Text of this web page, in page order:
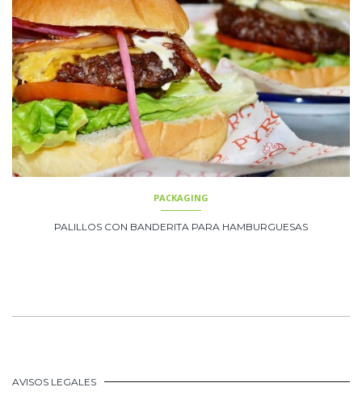
PACKAGING
PALILLOS CON BANDERITA PARA HAMBURGUESAS
AVISOS LEGALES